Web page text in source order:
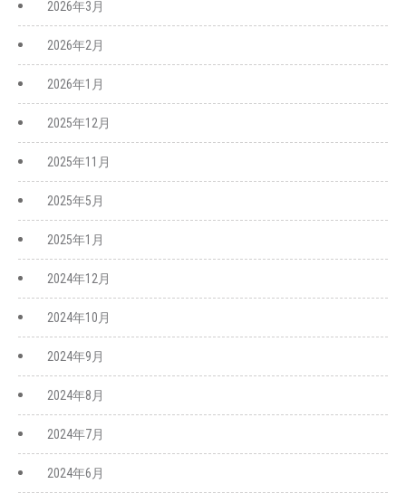
2026年3月
2026年2月
2026年1月
2025年12月
2025年11月
2025年5月
2025年1月
2024年12月
2024年10月
2024年9月
2024年8月
2024年7月
2024年6月